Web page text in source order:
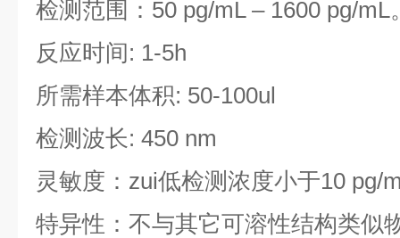
检测范围：50 pg/mL – 1600 pg/mL
反应时间: 1-5h
所需样本体积: 50-100ul
检测波长: 450 nm
灵敏度：zui低检测浓度小于10 pg/
特异性：不与其它可溶性结构类似